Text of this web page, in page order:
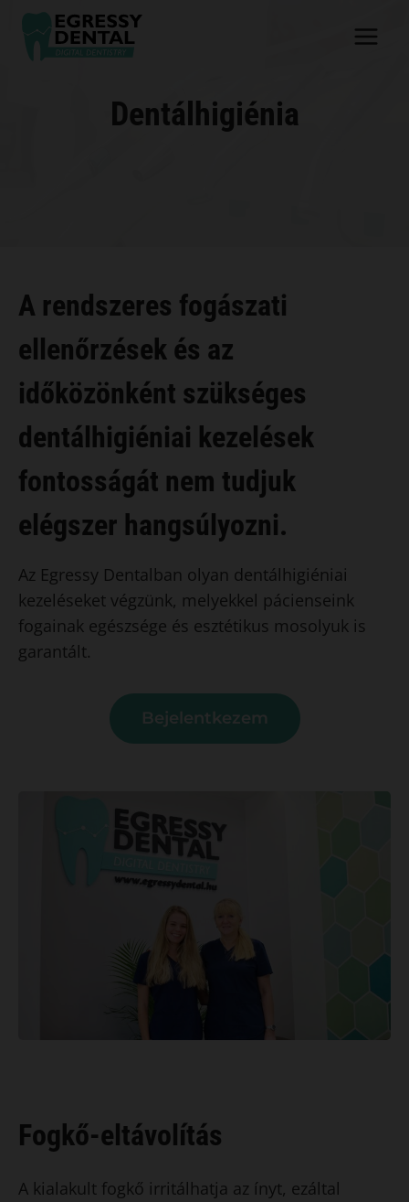
Skip
content
Dentálhigiénia
A rendszeres fogászati
ellenőrzések és az
időközönként szükséges
dentálhigiéniai kezelések
fontosságát nem tudjuk
elégszer hangsúlyozni.
Az Egressy Dentalban olyan dentálhigiéniai
kezeléseket végzünk, melyekkel pácienseink
fogainak egészsége és esztétikus mosolyuk is
garantált.
Bejelentkezem
Fogkő-eltávolítás
​A kialakult fogkő irritálhatja az ínyt, ezáltal